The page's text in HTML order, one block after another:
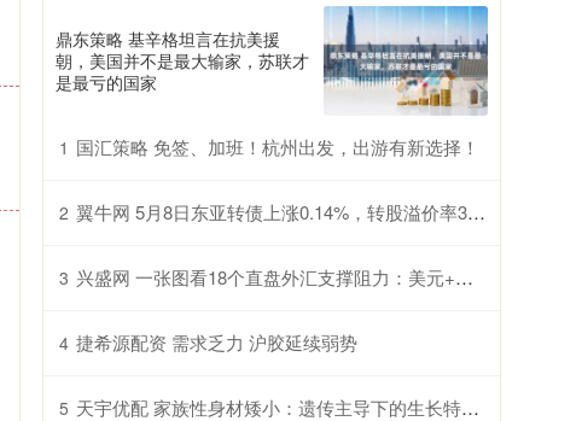
鼎东策略 基辛格坦言在抗美援
朝，美国并不是最大输家，苏联才
是最亏的国家
1 国汇策略 免签、加班！杭州出发，出游有新选择！
2 翼牛网 5月8日东亚转债上涨0.14%，转股溢价率30.95%
3 兴盛网 一张图看18个直盘外汇支撑阻力：美元+欧系日系+商品货币+新兴货币(2025年12月3日)
4 捷希源配资 需求乏力 沪胶延续弱势
5 天宇优配 家族性身材矮小：遗传主导下的生长特征与科学应对